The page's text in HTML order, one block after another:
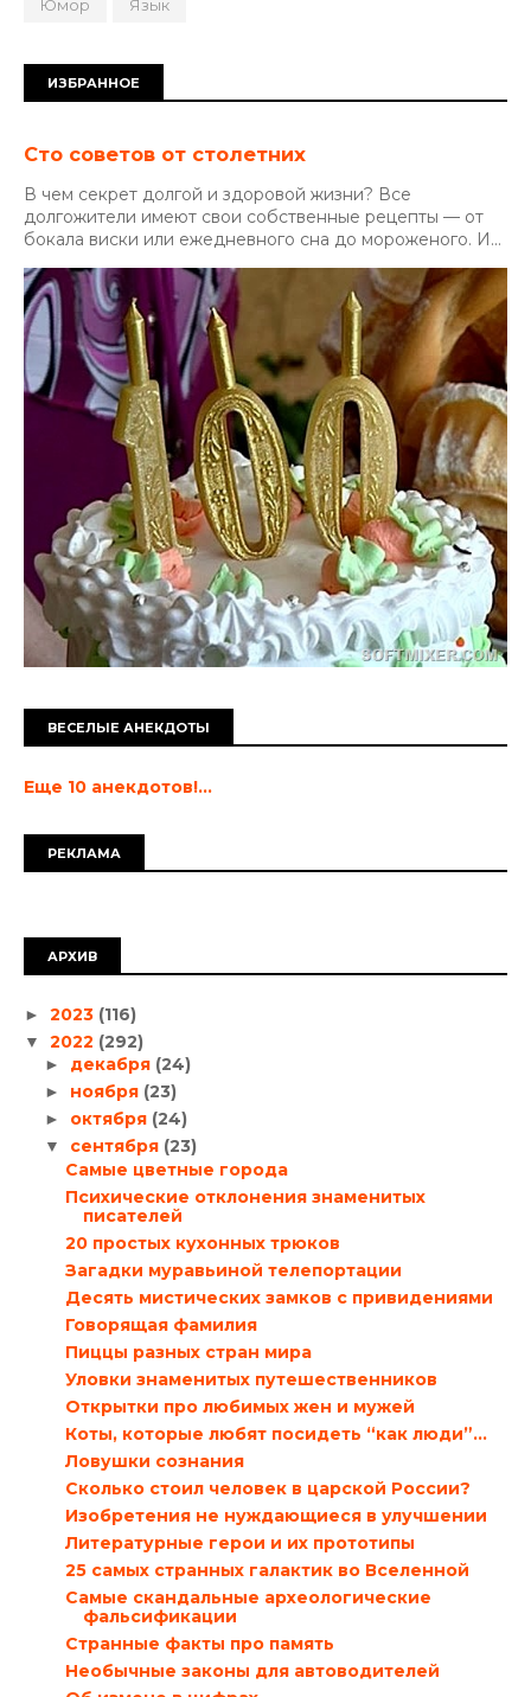
Юмор Язык
ИЗБРАННОЕ
Сто советов от столетних
В чем секрет долгой и здоровой жизни? Все
долгожители имеют свои собственные рецепты — от
бокала виски или ежедневного сна до мороженого. И...
ВЕСЕЛЫЕ АНЕКДОТЫ
Еще 10 анекдотов!...
РЕКЛАМА
АРХИВ
► 2023 (116)
▼ 2022 (292)
► декабря (24)
► ноября (23)
► октября (24)
▼ сентября (23)
Самые цветные города
Психические отклонения знаменитых
писателей
20 простых кухонных трюков
Загадки муравьиной телепортации
Десять мистических замков с привидениями
Говорящая фамилия
Пиццы разных стран мира
Уловки знаменитых путешественников
Открытки про любимых жен и мужей
Коты, которые любят посидеть “как люди”…
Ловушки сознания
Сколько стоил человек в царской России?
Изобретения не нуждающиеся в улучшении
Литературные герои и их прототипы
25 самых странных галактик во Вселенной
Самые скандальные археологические
фальсификации
Странные факты про память
Необычные законы для автоводителей